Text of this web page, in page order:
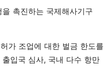
촉진하는 국제해사기구
가 조업에 대한 벌금 한도를
입국 심사, 국내 다수 항만